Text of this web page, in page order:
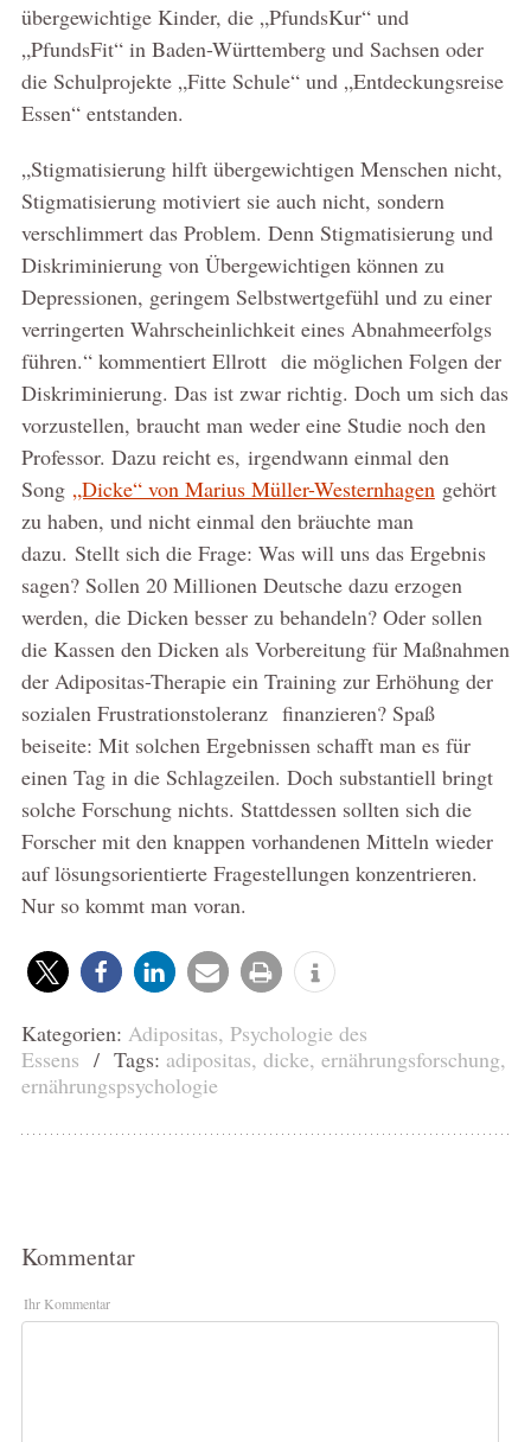
übergewichtige Kinder, die „PfundsKur“ und
„PfundsFit“ in Baden-Württemberg und Sachsen oder
die Schulprojekte „Fitte Schule“ und „Entdeckungsreise
Essen“ entstanden.
„Stigmatisierung hilft übergewichtigen Menschen nicht,
Stigmatisierung motiviert sie auch nicht, sondern
verschlimmert das Problem. Denn Stigmatisierung und
Diskriminierung von Übergewichtigen können zu
Depressionen, geringem Selbstwertgefühl und zu einer
verringerten Wahrscheinlichkeit eines Abnahmeerfolgs
führen.“ kommentiert Ellrott die möglichen Folgen der
Diskriminierung. Das ist zwar richtig. Doch um sich das
vorzustellen, braucht man weder eine Studie noch den
Professor. Dazu reicht es, irgendwann einmal den
Song „Dicke“ von Marius Müller-Westernhagen gehört
zu haben, und nicht einmal den bräuchte man
dazu. Stellt sich die Frage: Was will uns das Ergebnis
sagen? Sollen 20 Millionen Deutsche dazu erzogen
werden, die Dicken besser zu behandeln? Oder sollen
die Kassen den Dicken als Vorbereitung für Maßnahmen
der Adipositas-Therapie ein Training zur Erhöhung der
sozialen Frustrationstoleranz finanzieren? Spaß
beiseite: Mit solchen Ergebnissen schafft man es für
einen Tag in die Schlagzeilen. Doch substantiell bringt
solche Forschung nichts. Stattdessen sollten sich die
Forscher mit den knappen vorhandenen Mitteln wieder
auf lösungsorientierte Fragestellungen konzentrieren.
Nur so kommt man voran.
Kategorien: Adipositas, Psychologie des
Essens / Tags: adipositas, dicke, ernährungsforschung,
ernährungspsychologie
Kommentar
Ihr Kommentar